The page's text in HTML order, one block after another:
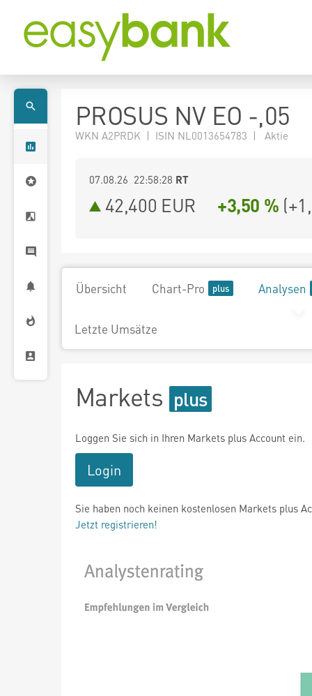
PROSUS NV EO -,05
WKN A2PRDK | ISIN NL0013654783 | Aktie
07.08.26 22:58:28 RT
42,400 EUR +3,50 % (
Übersicht Chart-Pro Analysen
Letzte Umsätze
Markets
Loggen Sie sich in Ihren Markets plus Account ein.
Login
Sie haben noch keinen kostenlosen Markets plus
Jetzt registrieren!